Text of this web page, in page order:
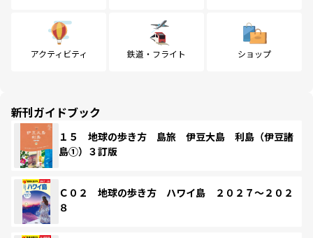
アクティビティ 鉄道・フライト ショップ
新刊ガイドブック
１５ 地球の歩き方 島旅 伊豆大島 利島（伊豆諸
島①）３訂版
Ｃ０２ 地球の歩き方 ハワイ島 ２０２７～２０２
８